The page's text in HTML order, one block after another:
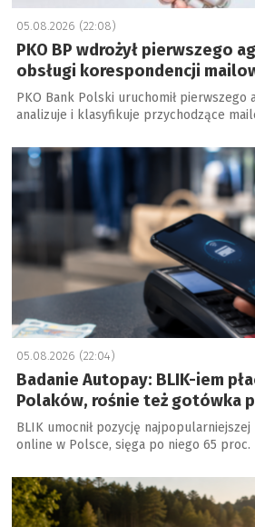
05.08.2026 (22:08)
PKO BP wdrożył pierwszego
obsługi korespondencji
PKO Bank Polski uruchomił pierwszego
analizuje i klasyfikuje przychodzące
a
05.08.2026 (22:04)
Badanie Autopay: BLIK-iem
Polaków, rośnie też gotówka
BLIK umocnił pozycję najpopularniejszej
online w Polsce, sięga po niego 65
a